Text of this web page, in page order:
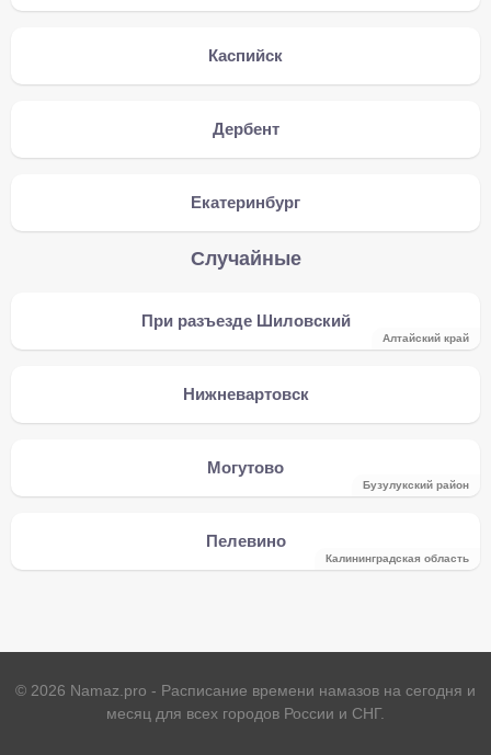
Каспийск
Дербент
Екатеринбург
Случайные
При разъезде Шиловский
Алтайский край
Нижневартовск
Могутово
Бузулукский район
Пелевино
Калининградская область
© 2026 Namaz.pro - Расписание времени намазов на сегодня и
месяц для всех городов России и СНГ.